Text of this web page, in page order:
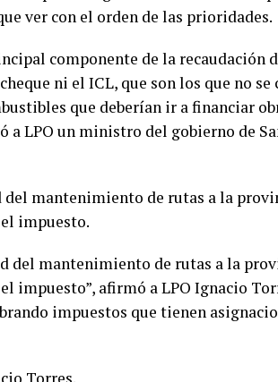
ver con el orden de las prioridades.
componente de la recaudación
ni el ICL, que son los que no
que deberían ir a financiar
a LPO un ministro del gobierno de
del mantenimiento de rutas a la
impuesto.
del mantenimiento de rutas a la
impuesto”, afirmó a LPO Ignacio
impuestos que tienen